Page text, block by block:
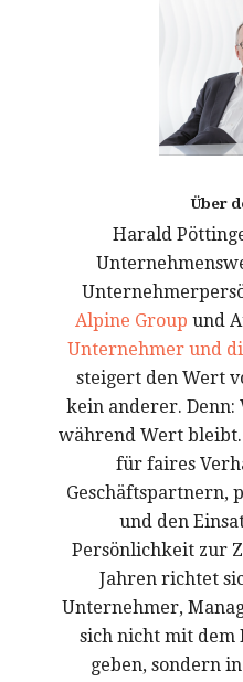
Über
Harald
Alpine Group und
Unternehmer und
steigert den Wert
kein anderer. Denn:
während Wert
für faires
Geschäftspartnern,
und den
Persönlichkeit zur
Jahren richtet
Unternehmer,
sich nicht mit
geben, sondern